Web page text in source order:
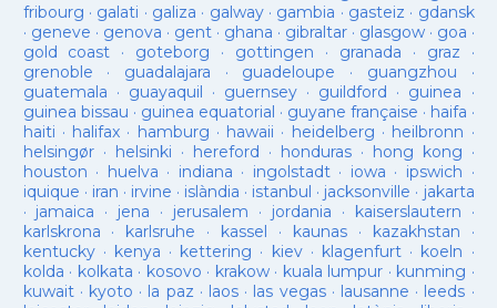
fribourg · galati · galiza · galway· gambia · gasteiz · gdansk
· geneve · genova · gent· ghana · gibraltar· glasgow· goa ·
gold coast · goteborg · gottingen · granada · graz ·
grenoble · guadalajara · guadeloupe · guangzhou ·
guatemala · guayaquil · guernsey· guildford · guinea ·
guinea bissau · guinea equatorial · guyane française · haifa ·
haiti · halifax · hamburg · hawaii · heidelberg · heilbronn ·
helsingør· helsinki · hereford · honduras· hong kong ·
houston · huelva · indiana · ingolstadt· iowa · ipswich ·
iquique · iran · irvine · islàndia · istanbul · jacksonville · jakarta
· jamaica · jena · jerusalem · jordania · kaiserslautern ·
karlskrona · karlsruhe · kassel · kaunas· kazakhstan ·
kentucky· kenya · kettering · kiev· klagenfurt · koeln ·
kolda · kolkata · kosovo · krakow· kuala lumpur · kunming ·
kuwait· kyoto · la paz · laos· las vegas· lausanne · leeds ·